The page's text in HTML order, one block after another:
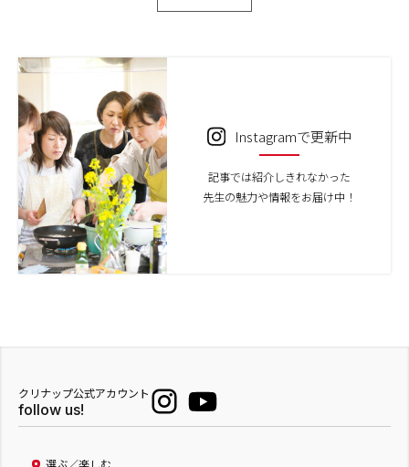
Instagramで更新中
記事では紹介しきれなかった
先生の魅力や情報をお届け中！
クリナップ公式アカウント
follow us!